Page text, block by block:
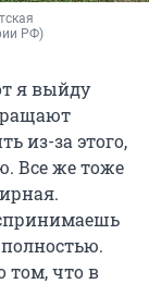
РФ)
я выйду
из-за этого,
Все же тоже
том, что в